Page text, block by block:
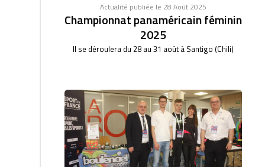
Actualité publiée le 28 Août 2025
Championnat panaméricain féminin
2025
Il se déroulera du 28 au 31 août à Santigo (Chili)